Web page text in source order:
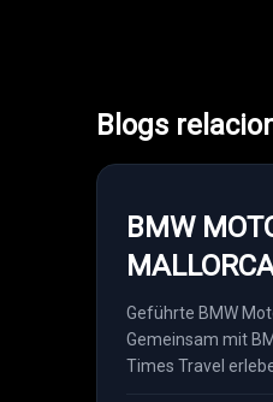
Blogs
BMW
Geführte BMW
Gemeinsam mit
Times Travel